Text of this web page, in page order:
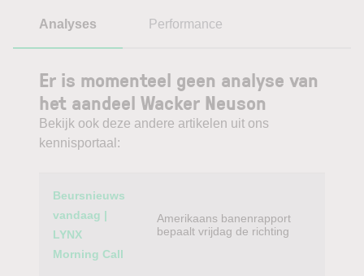
Analyses Performance
Er is momenteel geen analyse van
het aandeel Wacker Neuson
Bekijk ook deze andere artikelen uit ons
kennisportaal:
Category
Beursnieuws
vandaag |
LYNX
Morning Call
Amerikaans banenrapport
bepaalt vrijdag de richting